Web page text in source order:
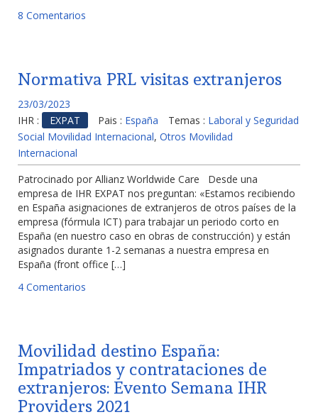
8 Comentarios
Normativa PRL visitas extranjeros
23/03/2023
IHR :
EXPAT Pais : España Temas : Laboral y Seguridad
Social Movilidad Internacional, Otros Movilidad
Internacional
Patrocinado por Allianz Worldwide Care Desde una
empresa de IHR EXPAT nos preguntan: «Estamos recibiendo
en España asignaciones de extranjeros de otros países de la
empresa (fórmula ICT) para trabajar un periodo corto en
España (en nuestro caso en obras de construcción) y están
asignados durante 1-2 semanas a nuestra empresa en
España (front office […]
4 Comentarios
Movilidad destino España:
Impatriados y contrataciones de
extranjeros: Evento Semana IHR
Providers 2021